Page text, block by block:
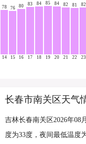
78
14
76
15
80
16
83
17
84
18
85
19
84
20
82
21
81
22
82
23
长春市南关区天气
吉林长春南关区2026年08
度为33度，夜间最低温度